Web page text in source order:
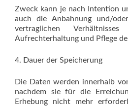
Zweck kann je nach Intention
auch die Anbahnung und/
vertraglichen
Aufrechterhaltung und Pflege
4. Dauer der Speicherung
Die Daten werden innerhalb
nachdem sie für die
Erhebung nicht mehr